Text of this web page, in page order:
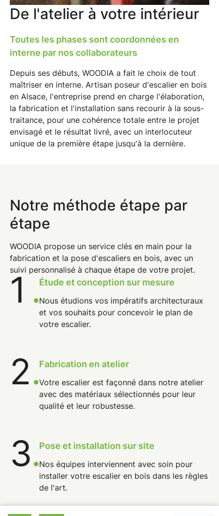
De l'atelier à votre intérieur
Toutes les phases sont coordonnées en
interne par nos collaborateurs
Depuis ses débuts, WOODIA a fait le choix de tout
maîtriser en interne. Artisan poseur d'escalier en bois
en Alsace, l'entreprise prend en charge l'élaboration,
la fabrication et l'installation sans recourir à la sous-
traitance, pour une cohérence totale entre le projet
envisagé et le résultat livré, avec un interlocuteur
unique de la première étape jusqu'à la dernière.
Notre méthode étape par
étape
WOODIA propose un service clés en main pour la
fabrication et la pose d'escaliers en bois, avec un
suivi personnalisé à chaque étape de votre projet.
1 .Étude et conception sur mesure
Nous étudions vos impératifs architecturaux
et vos souhaits pour concevoir le plan de
votre escalier.
2.Fabrication en atelier
Votre escalier est façonné dans notre atelier
avec des matériaux sélectionnés pour leur
qualité et leur robustesse.
3.Pose et installation sur site
Nos équipes interviennent avec soin pour
installer votre escalier en bois dans les règles
de l'art.